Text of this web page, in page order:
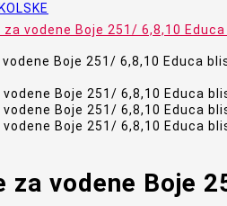
za vodene Boje 251/ 6,8,10
za vodene Boje